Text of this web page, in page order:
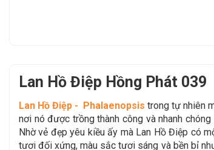
Lan Hồ Điệp Hồng Phát 039
Lan Hồ Điệp - Phalaenopsis trong tự nhiên
nơi nó được trồng thành công và nhanh
Nhờ vẻ đẹp yêu kiều ấy mà Lan Hồ Điệp có
tươi đối xứng, màu sắc tươi sáng và bền bỉ